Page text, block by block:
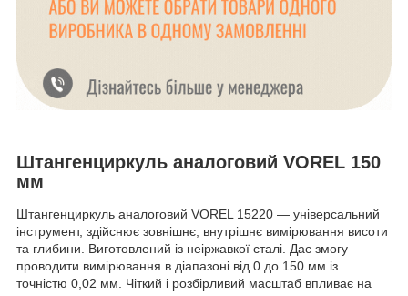
Штангенциркуль аналоговий VOREL 150
мм
Штангенциркуль аналоговий VOREL 15220 — універсальний
інструмент, здійснює зовнішнє, внутрішнє вимірювання висоти
та глибини. Виготовлений із неіржавкої сталі. Дає змогу
проводити вимірювання в діапазоні від 0 до 150 мм із
точністю 0,02 мм. Чіткий і розбірливий масштаб впливає на